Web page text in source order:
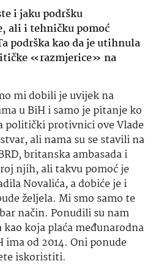
i jaku podršku
ali i tehničku pomoć
podrška kao da je utihnula
«razmjerice» na
mi dobili je uvijek na
u BiH i samo je pitanjeko
politički protivnici ove Vlade
ali nama su se stavili na
britanska ambasada i
njih, ali takvu pomoć je
Novalića, adobićeje i
željela. Mi smo samo te
način. Ponudili su nam
koja plaća međunarodna
ima od 2014. Oni ponude
iskoristiti.